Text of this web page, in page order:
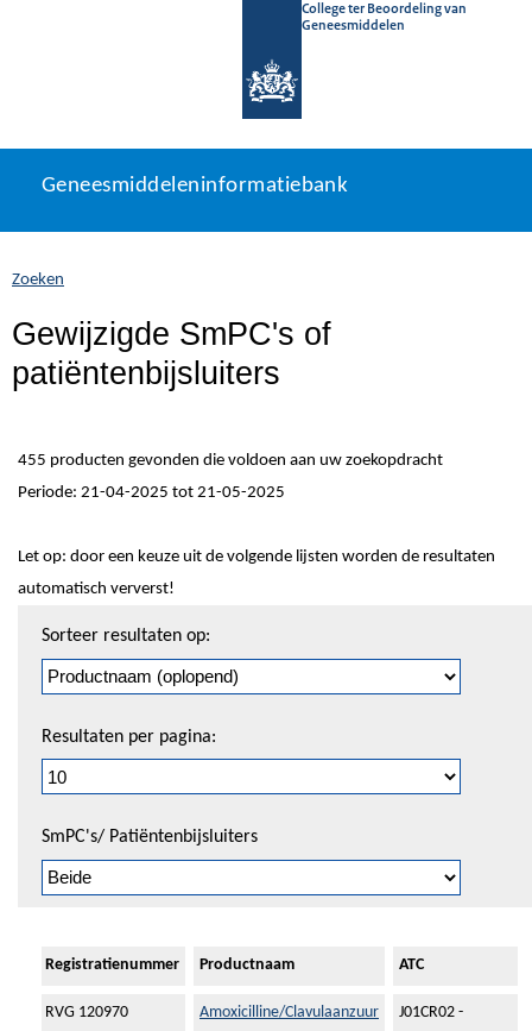
College ter Beoordeling van
Geneesmiddelen
naar
Geneesmiddeleninformatiebank
U
zich
hier:
Geneesmiddeleninformatiebank
Zoeken
Gewijzigde SmPC's of
patiëntenbijsluiters
455 producten gevonden die voldoen aan uw zoekopdracht
Periode: 21-04-2025 tot 21-05-2025
Let op: door een keuze uit de volgende lijsten worden de resultaten
automatisch ververst!
pagineren
Sorteer resultaten op:
Resultaten per pagina:
SmPC's/ Patiëntenbijsluiters
Registratienummer Productnaam ATC
RVG 120970
Amoxicilline/Clavulaanzuur
J01CR02 -